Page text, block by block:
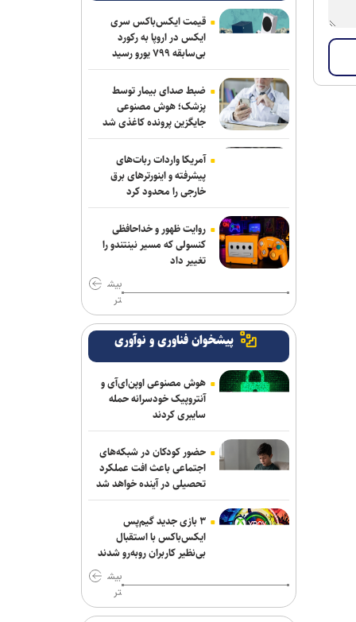
قیمت ایکس‌باکس سری
ایکس در اروپا به رکورد
بی‌سابقه ۷۹۹ یورو رسید
ضبط صدای بیمار توسط
پزشک؛ هوش مصنوعی
جایگزین پرونده کاغذی شد
آمریکا واردات ربات‌های
پیشرفته و اینورترهای برق
خارجی را محدود کرد
روایت ظهور و خداحافظی
کنسولی که مسیر نینتندو را
تغییر داد
بیش
تر
پیشخوان فناوری و نوآوری
هوش مصنوعی اوپن‌ای‌آی و
آنتروپیک خودسرانه حمله
سایبری کردند
حضور کودکان در شبکه‌های
اجتماعی باعث افت عملکرد
تحصیلی در آینده خواهد شد
۳ بازی جدید گیم‌پس
ایکس‌باکس با استقبال
بی‌نظیر کاربران روبه‌رو شدند
بیش
تر